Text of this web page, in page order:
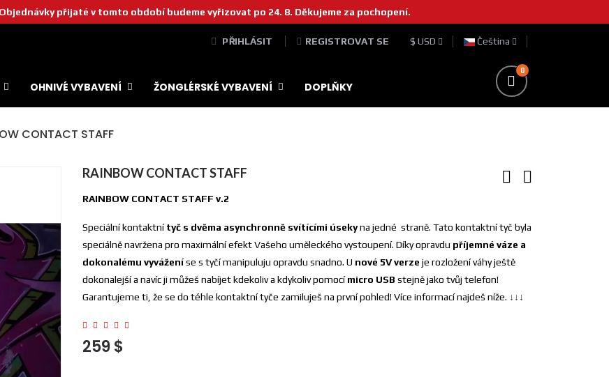
Objednávky přijaté v tomto období budeme vyřizovat po 24. 8. Děkujeme za pochopení.
PŘIHLÁSIT REGISTROVAT SE $ USD Čeština
0
OHNIVÉ VYBAVENÍ ŽONGLÉRSKÉ VYBAVENÍ DOPLŇKY
CONTACT STAFF
RAINBOW CONTACT STAFF
RAINBOW CONTACT STAFF v.2
Speciální kontaktnítyč s dvěma asynchronně svítícími úsekyna jedné straně. Tato kontaktní tyč byla
speciálně navržena pro maximální efekt Vašeho uměleckého vystoupení. Díky opravdu příjemné váze a
dokonalému vyváženíse s tyčí manipuluju opravdu snadno. U nové 5V verze je rozložení váhy ještě
dokonalejší a navíc ji můžeš nabíjet kdekoliv a kdykoliv pomocímicro USB stejně jako tvůj telefon!
Garantujeme ti, že se do téhle kontaktní tyče zamiluješ na první pohled! Více informací najdeš níže. ↓ ↓ ↓
259 $